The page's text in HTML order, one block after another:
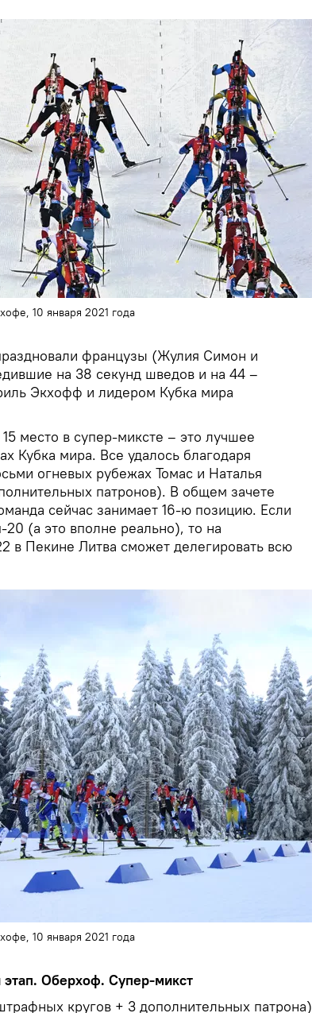
10 января 2021 года
французы (Жулия Симон и
на 38 секунд шведов и на 44 –
Экхофф и лидером Кубка мира
место в супер-миксте – это лучшее
Кубка мира. Все удалось благодаря
огневых рубежах Томас и Наталья
патронов). В общем зачете
сейчас занимает 16-ю позицию. Если
20 (а это вполне реально), то на
в Пекине Литва сможет делегировать всю
10 января 2021 года
Оберхоф. Супер-микст
кругов + 3 дополнительных патрона)